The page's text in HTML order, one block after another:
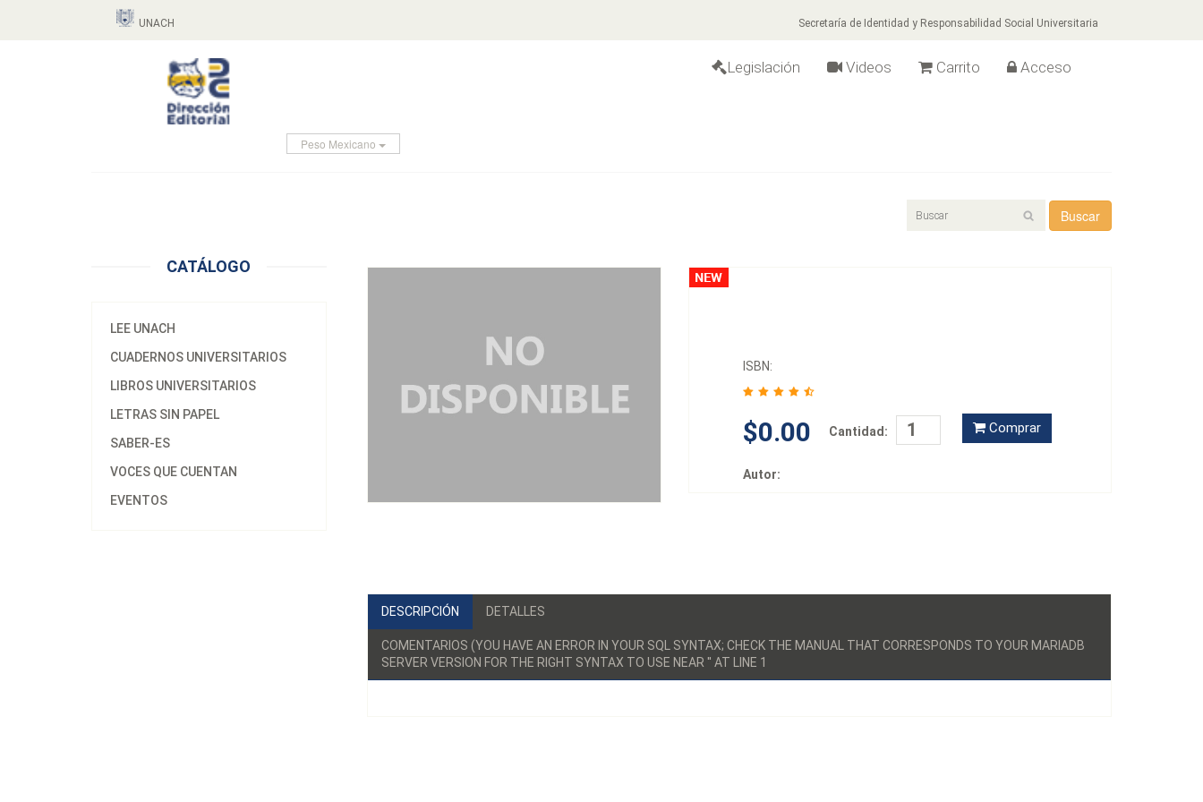
UNACH Secretaría de Identidad y Responsabilidad Social Universitaria
Peso Mexicano
Legislación Videos Carrito Acceso
Buscar
CATÁLOGO
LEE UNACH
CUADERNOS UNIVERSITARIOS
LIBROS UNIVERSITARIOS
LETRAS SIN PAPEL
SABER-ES
VOCES QUE CUENTAN
EVENTOS
ISBN:
$0.00 Cantidad: Comprar
Autor:
DESCRIPCIÓN DETALLES
COMENTARIOS (YOU HAVE AN ERROR IN YOUR SQL SYNTAX; CHECK THE MANUAL THAT CORRESPONDS TO YOUR MARIADB
SERVER VERSION FOR THE RIGHT SYNTAX TO USE NEAR '' AT LINE 1